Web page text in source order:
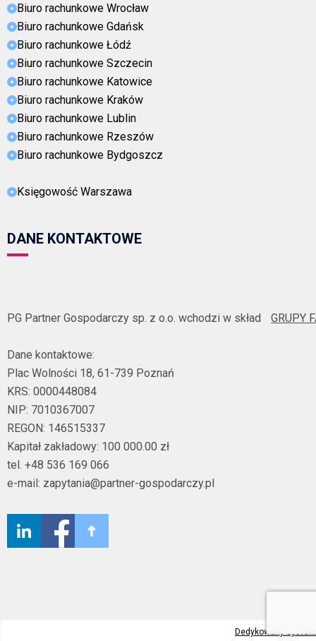
Biuro rachunkowe Wrocław
Biuro rachunkowe Gdańsk
Biuro rachunkowe Łódź
Biuro rachunkowe Szczecin
Biuro rachunkowe Katowice
Biuro rachunkowe Kraków
Biuro rachunkowe Lublin
Biuro rachunkowe Rzeszów
Biuro rachunkowe Bydgoszcz
Księgowość Warszawa
DANE KONTAKTOWE
PG Partner Gospodarczy sp. z o.o. wchodzi w skład GRUPY
Dane kontaktowe:
Plac Wolności 18, 61-739 Poznań
KRS: 0000448084
NIP: 7010367007
REGON: 146515337
Kapitał zakładowy: 100 000.00 zł
tel. +48 536 169 066
e-mail: zapytania@partner-gospodarczy.pl
Dedykowany